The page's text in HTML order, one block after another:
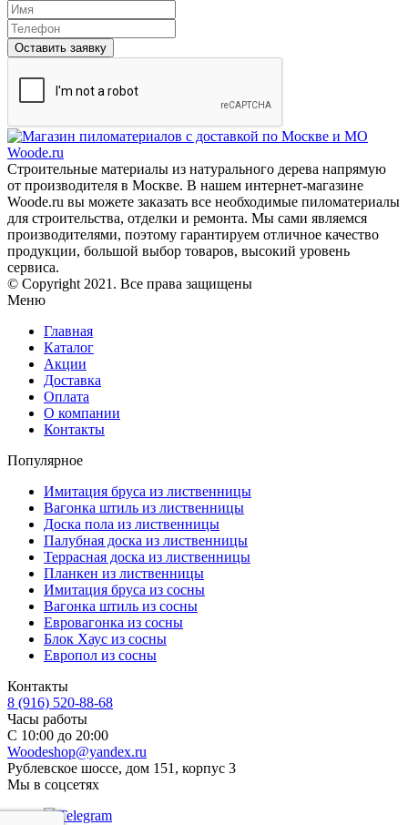
Оставить заявку
Строительные материалы из натурального дерева напрямую
от производителя в Москве. В нашем интернет-магазине
Woode.ru вы можете заказать все необходимые пиломатериалы
для строительства, отделки и ремонта. Мы сами являемся
производителями, поэтому гарантируем отличное качество
продукции, большой выбор товаров, высокий уровень
сервиса.
© Copyright 2021. Все права защищены
Меню
Главная
Каталог
Акции
Доставка
Оплата
О компании
Контакты
Популярное
Имитация бруса из лиственницы
Вагонка штиль из лиственницы
Доска пола из лиственницы
Палубная доска из лиственницы
Террасная доска из лиственницы
Планкен из лиственницы
Имитация бруса из сосны
Вагонка штиль из сосны
Евровагонка из сосны
Блок Хаус из сосны
Европол из сосны
Контакты
8 (916) 520-88-68
Часы работы
С 10:00 до 20:00
Woodeshop@yandex.ru
Рублевское шоссе, дом 151, корпус 3
Мы в соцсетях